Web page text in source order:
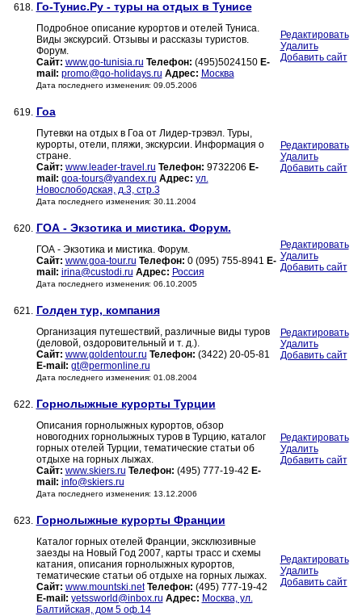
618. Го-Тунис.Ру - туры на отдых в Тунисе
Подробное описание курортов и отелей Туниса.
Виды экскурсий. Отзывы и рассказы туристов.
Форум.
Сайт: www.go-tunisia.ru Телефон: (495)5024150 E-
mail: promo@go-holidays.ru Адрес: Москва
Дата последнего изменения: 09.05.2006
Редактировать
Удалить
Добавить сайт
619. Гоа
Путевки на отдых в Гоа от Лидер-трэвэл. Туры,
курорты, отели, пляжи, экскурсии. Информация о
стране.
Сайт: www.leader-travel.ru Телефон: 9732206 E-
mail: goa-tours@yandex.ru Адрес: ул.
Новослободская, д.3, стр.3
Дата последнего изменения: 30.11.2004
Редактировать
Удалить
Добавить сайт
620. ГОА - Экзотика и мистика. Форум.
ГОА - Экзотика и мистика. Форум.
Сайт: www.goa-tour.ru Телефон: 0 (095) 755-8941 E-
mail: irina@custodi.ru Адрес: Россия
Дата последнего изменения: 06.10.2005
Редактировать
Удалить
Добавить сайт
621. Голден тур, компания
Организация путешествий, различные виды туров
(деловой, оздоровительный и т. д.).
Сайт: www.goldentour.ru Телефон: (3422) 20-05-81
E-mail: gt@permonline.ru
Дата последнего изменения: 01.08.2004
Редактировать
Удалить
Добавить сайт
622. Горнолыжные курорты Турции
Описания горнолыжных курортов, обзор
новогодних горнолыжных туров в Турцию, каталог
горных отелей Турции, тематические статьи об
отдыхе на горных лыжах.
Сайт: www.skiers.ru Телефон: (495) 777-19-42 E-
mail: info@skiers.ru
Дата последнего изменения: 13.12.2006
Редактировать
Удалить
Добавить сайт
623. Горнолыжные курорты Франции
Каталог горных отелей Франции, эксклюзивные
заезды на Новый Год 2007, карты трасс и схемы
катания, описания горнолыжных курортов,
тематические статьи об отдыхе на горных лыжах.
Сайт: www.mountski.net Телефон: (495) 777-19-42
E-mail: yetssworld@inbox.ru Адрес: Москва, ул.
Балтийская, дом 5 оф.14
Редактировать
Удалить
Добавить сайт